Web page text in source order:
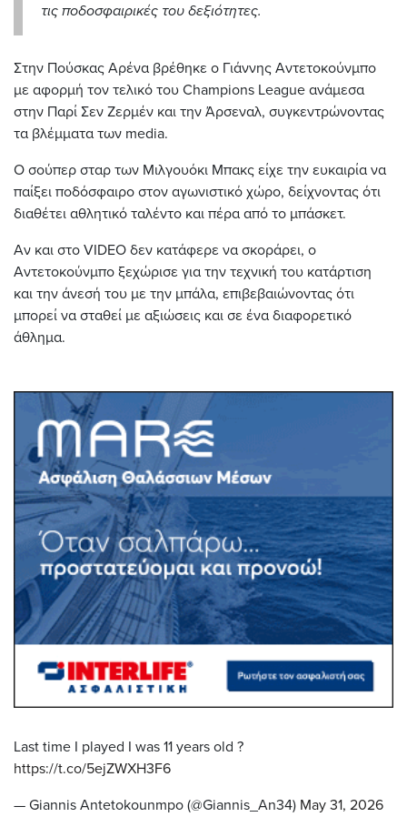
τις ποδοσφαιρικές του δεξιότητες.
Στην Πούσκας Αρένα βρέθηκε ο Γιάννης Αντετοκούνμπο
με αφορμή τον τελικό του Champions League ανάμεσα
στην Παρί Σεν Ζερμέν και την Άρσεναλ, συγκεντρώνοντας
τα βλέμματα των media.
Ο σούπερ σταρ των Μιλγουόκι Μπακς είχε την ευκαιρία να
παίξει ποδόσφαιρο στον αγωνιστικό χώρο, δείχνοντας ότι
διαθέτει αθλητικό ταλέντο και πέρα από το μπάσκετ.
Αν και στο VIDEO δεν κατάφερε να σκοράρει, ο
Αντετοκούνμπο ξεχώρισε για την τεχνική του κατάρτιση
και την άνεσή του με την μπάλα, επιβεβαιώνοντας ότι
μπορεί να σταθεί με αξιώσεις και σε ένα διαφορετικό
άθλημα.
Last time I played I was 11 years old ?
https://t.co/5ejZWXH3F6
— Giannis Antetokounmpo (@Giannis_An34) May 31, 2026